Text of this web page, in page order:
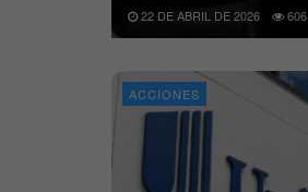
22 DE ABRIL DE 2026 606
ACCIONES